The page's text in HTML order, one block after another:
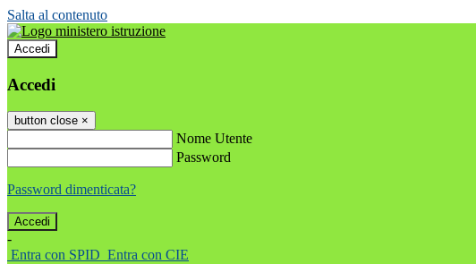
Salta al contenuto
Accedi
Accedi
button close ×
Nome Utente
Password
Password dimenticata?
-
Entra con SPID Entra con CIE